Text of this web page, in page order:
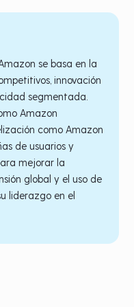
se basa en la
innovación
segmentada.
Amazon
como Amazon
de usuarios y
mejorar la
global y el uso de
liderazgo en el